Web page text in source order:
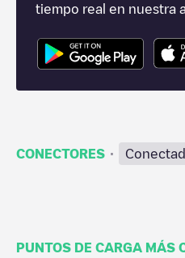
tiempo real en nuestra
CONECTORES ·
PUNTOS DE CARGA MÁS